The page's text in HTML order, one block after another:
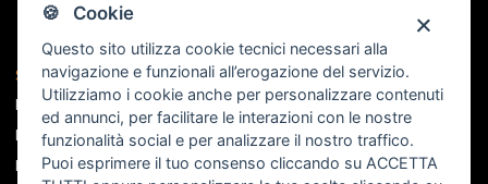
🍪 Cookie
Questo sito utilizza cookie tecnici necessari alla
navigazione e funzionali all’erogazione del servizio.
Utilizziamo i cookie anche per personalizzare contenuti
ed annunci, per facilitare le interazioni con le nostre
funzionalità social e per analizzare il nostro traffico.
Puoi esprimere il tuo consenso cliccando su ACCETTA
Seguici sui social
Facebook
Instagram
Linkedin